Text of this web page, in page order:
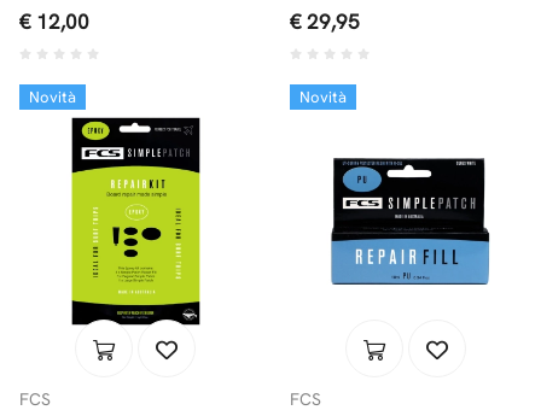
€ 12,00 € 29,95
Novità
FCS
Novità
FCS